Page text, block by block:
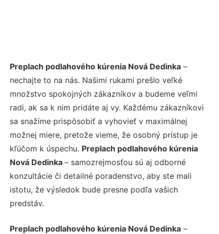
Preplach podlahového kúrenia Nová Dedinka –
nechajte to na nás. Našimi rukami prešlo veľké
množstvo spokojných zákazníkov a budeme veľmi
radi, ak sa k nim pridáte aj vy. Každému zákazníkovi
sa snažíme prispôsobiť a vyhovieť v maximálnej
možnej miere, pretože vieme, že osobný prístup je
kľúčom k úspechu. Preplach podlahového kúrenia
Nová Dedinka – samozrejmosťou sú aj odborné
konzultácie či detailné poradenstvo, aby ste mali
istotu, že výsledok bude presne podľa vašich
predstáv.
Preplach podlahového kúrenia Nová Dedinka –